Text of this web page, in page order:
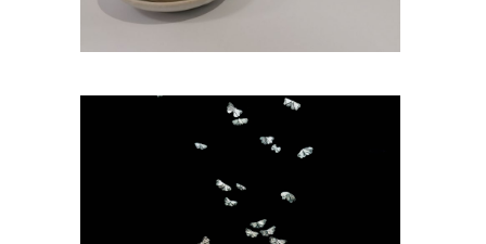
Уникатна
керамика
Наставник: др ум. Љубица